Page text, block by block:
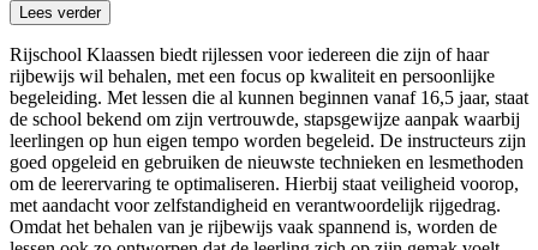
Lees verder
Rijschool Klaassen biedt rijlessen voor iedereen die zijn of haar
rijbewijs wil behalen, met een focus op kwaliteit en persoonlijke
begeleiding. Met lessen die al kunnen beginnen vanaf 16,5 jaar, staat
de school bekend om zijn vertrouwde, stapsgewijze aanpak waarbij
leerlingen op hun eigen tempo worden begeleid. De instructeurs zijn
goed opgeleid en gebruiken de nieuwste technieken en lesmethoden
om de leerervaring te optimaliseren. Hierbij staat veiligheid voorop,
met aandacht voor zelfstandigheid en verantwoordelijk rijgedrag.
Omdat het behalen van je rijbewijs vaak spannend is, worden de